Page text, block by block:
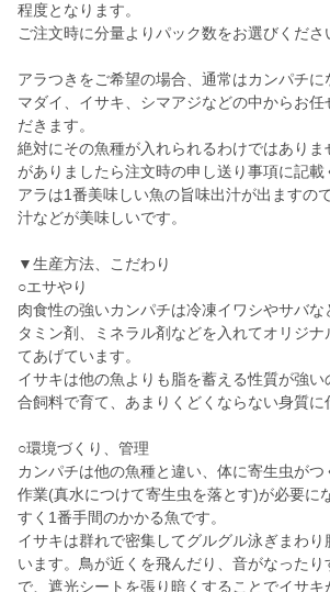
程度となります。
ご注文時に分量よりパック数をお選びくださ
アラつきをご希望の場合、通常はカンパチに
マダイ、イサキ、シマアジなどの中からお任
だきます。
絶対にその魚種が入れられるわけではありま
がありましたら注文時の申し送り事項に記載
アラは1番美味しい魚の旨味出汁が出ますの
汁などが美味しいです。
▼生産方法、こだわり
○エサやり
肉食性の強いカンパチは冷凍イワシやサバ
タミン剤、ミネラル剤などを入れてオリジナ
てあげています。
イサキは他の魚よりも脂を蓄える性質が強
合飼料で育て、あまりくどくならない身質に
○環境づくり、管理
カンパチは他の魚種と違い、体に寄生虫が
作業(真水につけて寄生虫を落とす)が必要に
すく1番手間のかかる魚です。
イサキは群れで密集してグルグル泳ぎまわり
います。鳥が近くを飛んだり、音がなった
で、遮光シートを張り暗くすることでイサキ